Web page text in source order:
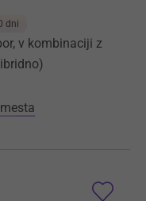
dni
v kombinaciji z